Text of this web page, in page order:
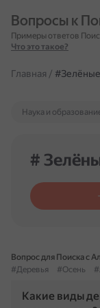
Вопросы к
Примеры ответов
Что это такое?
Главная /
Наука и
#
Вопрос для Поиска с
#Деревья
#Осень
Какие виды